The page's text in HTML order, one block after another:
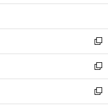
開
ウ
開
く
ン
ウ
で
開
く
ウ
ン
ド
ウ
で
開
く
し
ウ
ィ
ン
ド
ウ
で
開
新
し
い
ウ
ィ
ン
新
し
い
ウ
新
し